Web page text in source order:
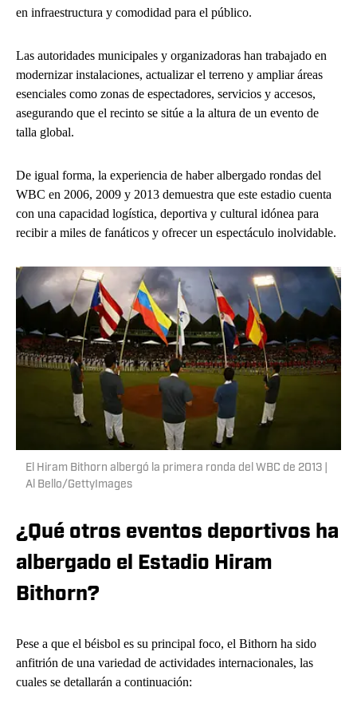
en infraestructura y comodidad para el público.
Las autoridades municipales y organizadoras han trabajado en
modernizar instalaciones, actualizar el terreno y ampliar áreas
esenciales como zonas de espectadores, servicios y accesos,
asegurando que el recinto se sitúe a la altura de un evento de
talla global.
De igual forma, la experiencia de haber albergado rondas del
WBC en 2006, 2009 y 2013 demuestra que este estadio cuenta
con una capacidad logística, deportiva y cultural idónea para
recibir a miles de fanáticos y ofrecer un espectáculo inolvidable.
El Hiram Bithorn albergó la primera ronda del WBC de 2013 |
Al Bello/GettyImages
¿Qué otros eventos deportivos ha
albergado el Estadio Hiram
Bithorn?
Pese a que el béisbol es su principal foco, el Bithorn ha sido
anfitrión de una variedad de actividades internacionales, las
cuales se detallarán a continuación: